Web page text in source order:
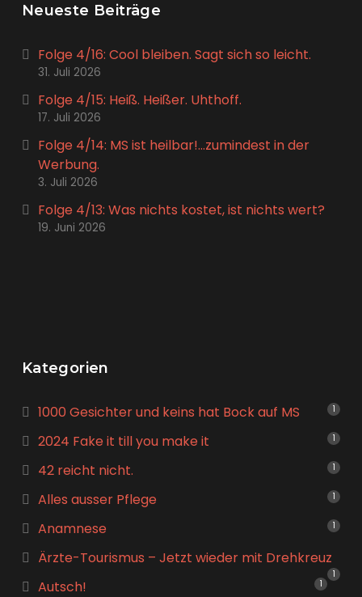
Neueste Beiträge
Folge 4/16: Cool bleiben. Sagt sich so leicht.
31. Juli 2026
Folge 4/15: Heiß. Heißer. Uhthoff.
17. Juli 2026
Folge 4/14: MS ist heilbar!…zumindest in der
Werbung.
3. Juli 2026
Folge 4/13: Was nichts kostet, ist nichts wert?
19. Juni 2026
Kategorien
1000 Gesichter und keins hat Bock auf MS 1
2024 Fake it till you make it 1
42 reicht nicht. 1
Alles ausser Pflege 1
Anamnese 1
Ärzte-Tourismus – Jetzt wieder mit Drehkreuz
1
Autsch! 1